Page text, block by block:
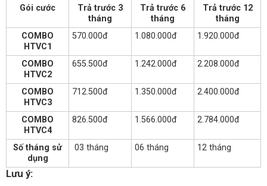
Gói cước
Trả trước 3
tháng
Trả trước 6
tháng
Trả trước 12
tháng
COMBO
HTVC1
570.000đ 1.080.000đ 1.920.000đ
COMBO
HTVC2
655.500đ 1.242.000đ 2.208.000đ
COMBO
HTVC3
712.500đ 1.350.000đ 2.400.000đ
COMBO
HTVC4
826.500đ 1.566.000đ 2.784.000đ
Số tháng sử
dụng
03 tháng 06 tháng 12 tháng
Lưu ý: